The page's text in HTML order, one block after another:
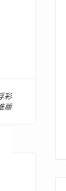
景點！漂浮系
彩
薦